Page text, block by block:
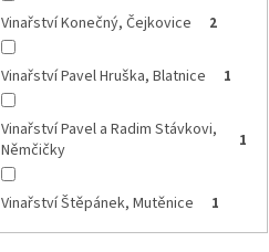
Vinařství Konečný, Čejkovice 2
Vinařství Pavel Hruška, Blatnice 1
Vinařství Pavel a Radim Stávkovi,
Němčičky
1
Vinařství Štěpánek, Mutěnice 1